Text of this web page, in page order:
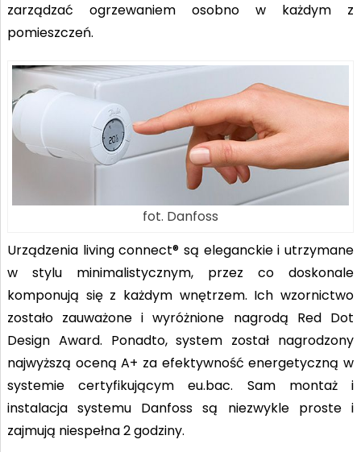
zarządzać ogrzewaniem osobno w każdym z
pomieszczeń.
fot. Danfoss
Urządzenia living connect® są eleganckie i utrzymane
w stylu minimalistycznym, przez co doskonale
komponują się z każdym wnętrzem. Ich wzornictwo
zostało zauważone i wyróżnione nagrodą Red Dot
Design Award. Ponadto, system został nagrodzony
najwyższą oceną A+ za efektywność energetyczną w
systemie certyfikującym eu.bac. Sam montaż i
instalacja systemu Danfoss są niezwykle proste i
zajmują niespełna 2 godziny.